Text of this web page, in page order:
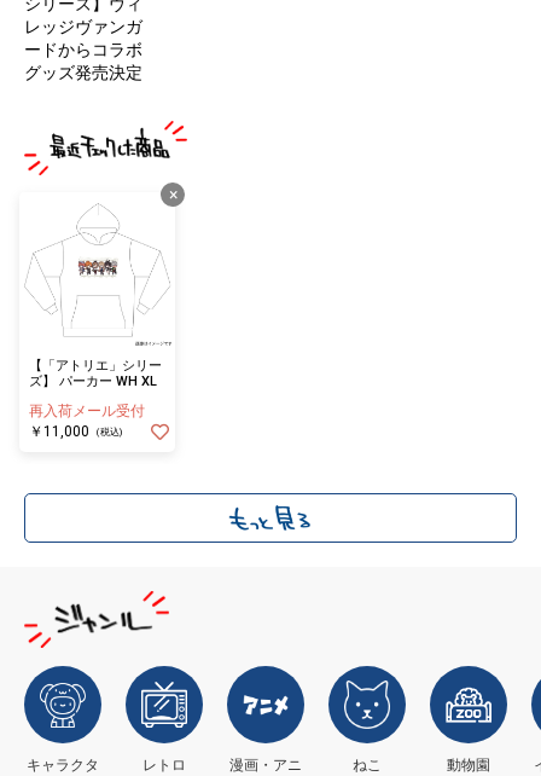
レッジヴァンガ
ードからコラボ
グッズ発売決定
×
【「アトリエ」シリー
ズ】 パーカー WH XL
再入荷メール受付
￥11,000
(税込)
キャラクタ
レトロ
漫画・アニ
ねこ 動物園